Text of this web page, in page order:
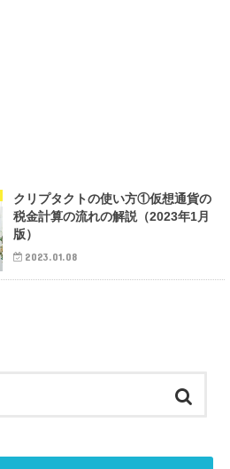
クリプタクトの使い方①仮想通貨の
税金計算の流れの解説（2023年1月
版）
2023.01.08